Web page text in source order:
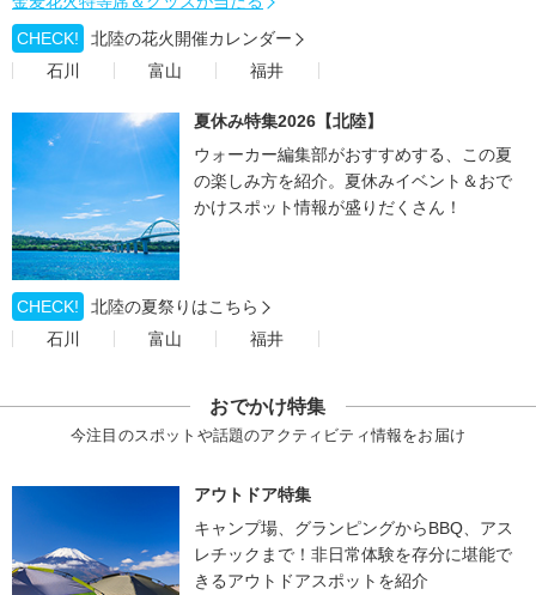
CHECK!
北陸の花火開催カレンダー
石川
富山 福井
夏休み特集2026【北陸】
ウォーカー編集部がおすすめする、この夏
の楽しみ方を紹介。夏休みイベント＆おで
かけスポット情報が盛りだくさん！
CHECK!
北陸の夏祭りはこちら
石川
富山 福井
おでかけ特集
今注目のスポットや話題のアクティビティ情報をお届け
アウトドア特集
キャンプ場、グランピングからBBQ、アス
レチックまで！非日常体験を存分に堪能で
きるアウトドアスポットを紹介